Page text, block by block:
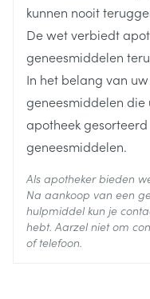
Hoeveelheid
Verpakking
10
Actieve
Ingrediënten
Behoud
kunnen nooit
De wet verbiedt
geneesmiddelen
In het belang van
geneesmiddelen
apotheek
geneesmiddelen.
Als apotheker bieden
Na aankoop van een
hulpmiddel kun je
hebt. Aarzel niet om
of telefoon.